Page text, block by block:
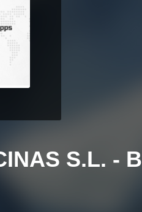
S.L. -